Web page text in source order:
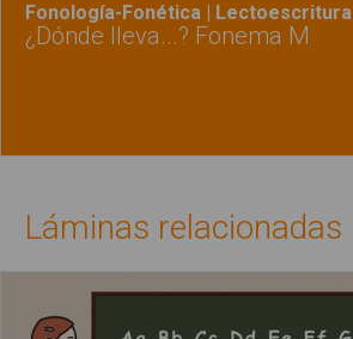
Fonología-Fonética | Lectoescritura
¿Dónde lleva...? Fonema M
Láminas relacionadas